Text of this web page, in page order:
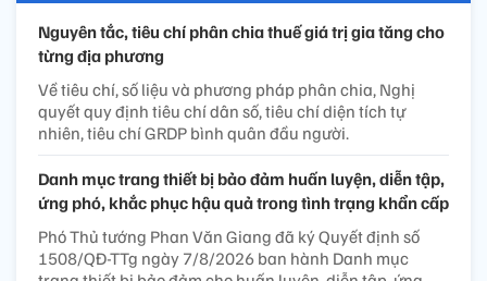
Nguyên tắc, tiêu chí phân chia thuế giá trị gia tăng cho
từng địa phương
Về tiêu chí, số liệu và phương pháp phân chia, Nghị
quyết quy định tiêu chí dân số, tiêu chí diện tích tự
nhiên, tiêu chí GRDP bình quân đầu người.
Danh mục trang thiết bị bảo đảm huấn luyện, diễn tập,
ứng phó, khắc phục hậu quả trong tình trạng khẩn cấp
Phó Thủ tướng Phan Văn Giang đã ký Quyết định số
1508/QĐ-TTg ngày 7/8/2026 ban hành Danh mục